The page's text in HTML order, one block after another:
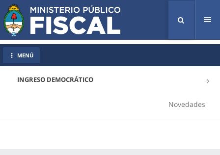
INGRESO DEMOCRÁTICO
Novedades
MENÚ